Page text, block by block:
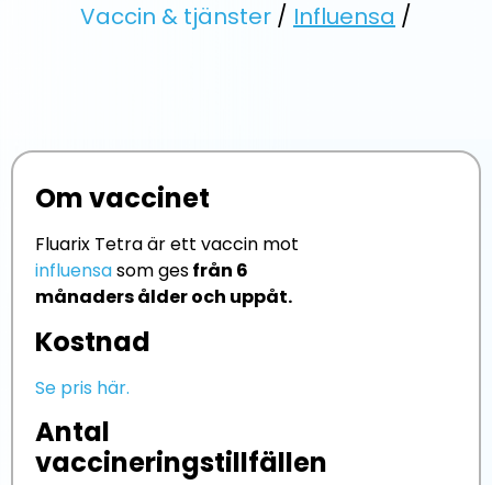
Vaccin & tjänster / Influensa /
Om vaccinet
Fluarix Tetra är ett vaccin mot
influensasom gesfrån 6
månaders ålder och uppåt.
Kostnad
Se pris här.
Antal
vaccineringstillfällen